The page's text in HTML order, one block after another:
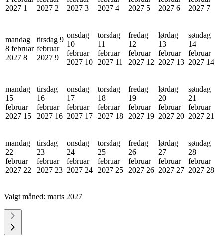
2027 1
2027 2
2027 3
2027 4
2027 5
2027 6
2027 7
mandag
8 februar
2027 8
tirsdag 9
februar
2027 9
onsdag
10
februar
2027 10
torsdag
11
februar
2027 11
fredag
12
februar
2027 12
lørdag
13
februar
2027 13
søndag
14
februar
2027 14
mandag
15
februar
2027 15
tirsdag
16
februar
2027 16
onsdag
17
februar
2027 17
torsdag
18
februar
2027 18
fredag
19
februar
2027 19
lørdag
20
februar
2027 20
søndag
21
februar
2027 21
mandag
22
februar
2027 22
tirsdag
23
februar
2027 23
onsdag
24
februar
2027 24
torsdag
25
februar
2027 25
fredag
26
februar
2027 26
lørdag
27
februar
2027 27
søndag
28
februar
2027 28
Valgt måned: marts 2027